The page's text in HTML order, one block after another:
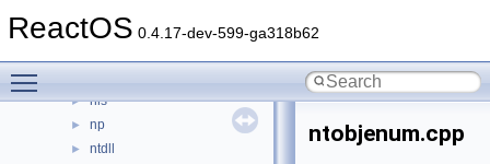
ReactOS 0.4.17-dev-599-ga318b62
► cpl
► nls
► np
► ntdll
ntobjenum.cpp